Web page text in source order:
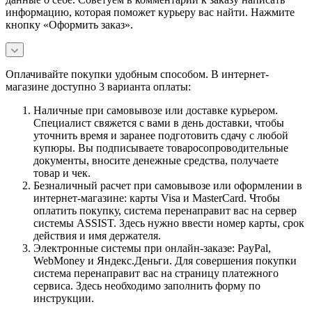
информацию, которая поможет курьеру вас найти. Нажмите
кнопку «Оформить заказ».
Оплачивайте покупки удобным способом. В интернет-
магазине доступно 3 варианта оплаты:
Наличные при самовывозе или доставке курьером.
Специалист свяжется с вами в день доставки, чтобы
уточнить время и заранее подготовить сдачу с любой
купюры. Вы подписываете товаросопроводительные
документы, вносите денежные средства, получаете
товар и чек.
Безналичный расчет при самовывозе или оформлении в
интернет-магазине: карты Visa и MasterCard. Чтобы
оплатить покупку, система перенаправит вас на сервер
системы ASSIST. Здесь нужно ввести номер карты, срок
действия и имя держателя.
Электронные системы при онлайн-заказе: PayPal,
WebMoney и Яндекс.Деньги. Для совершения покупки
система перенаправит вас на страницу платежного
сервиса. Здесь необходимо заполнить форму по
инструкции.